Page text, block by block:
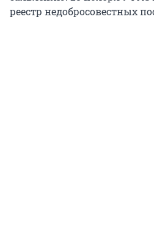
реестр недобросовестных